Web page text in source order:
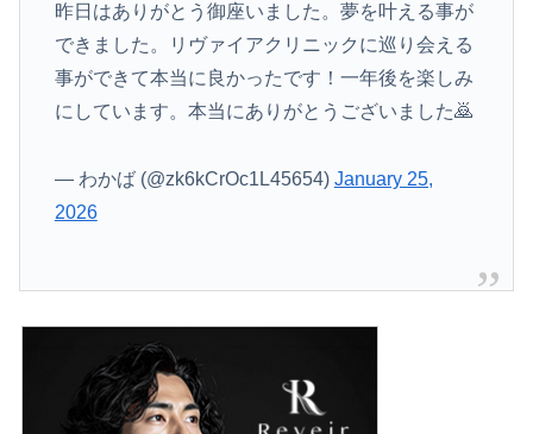
昨日はありがとう御座いました。夢を叶える事が
できました。リヴァイアクリニックに巡り会える
事ができて本当に良かったです！一年後を楽しみ
にしています。本当にありがとうございました🙇
— わかば (@zk6kCrOc1L45654) January 25,
2026